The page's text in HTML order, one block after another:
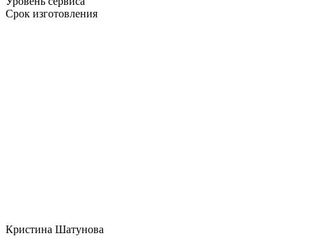
Срок изготовления
Кристина Шатунова